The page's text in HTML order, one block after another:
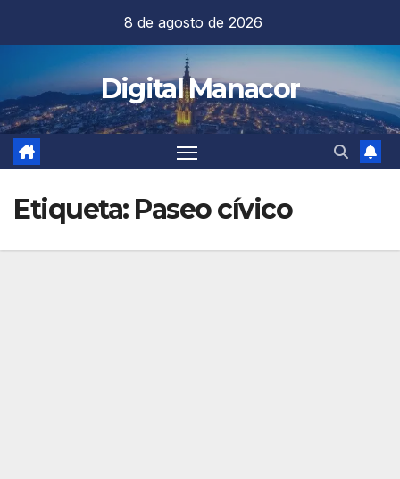
contenido
8 de agosto de 2026
Digital Manacor
Etiqueta: Paseo cívico